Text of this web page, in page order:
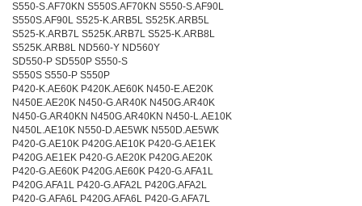
S550-S.AF70KN S550S.AF70KN S550-S.AF90L
S550S.AF90L S525-K.ARB5L S525K.ARB5L
S525-K.ARB7L S525K.ARB7L S525-K.ARB8L
S525K.ARB8L ND560-Y ND560Y
SD550-P SD550P S550-S
S550S S550-P S550P
P420-K.AE60K P420K.AE60K N450-E.AE20K
N450E.AE20K N450-G.AR40K N450G.AR40K
N450-G.AR40KN N450G.AR40KN N450-L.AE10K
N450L.AE10K N550-D.AE5WK N550D.AE5WK
P420-G.AE10K P420G.AE10K P420-G.AE1EK
P420G.AE1EK P420-G.AE20K P420G.AE20K
P420-G.AE60K P420G.AE60K P420-G.AFA1L
P420G.AFA1L P420-G.AFA2L P420G.AFA2L
P420-G.AFA6L P420G.AFA6L P420-G.AFA7L